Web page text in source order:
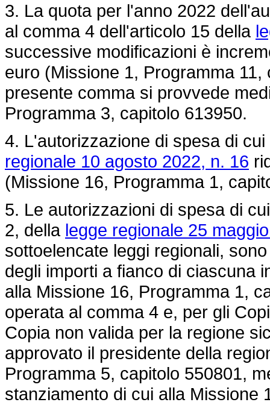
3. La quota per l'anno 2022
al comma 4 dell'articolo 15 della
successive modificazioni è
euro (Missione 1, Programma
presente comma si provvede
Programma 3, capitolo 613950.
4. L'autorizzazione di spesa di
regionale 10 agosto 2022, n. 16
(Missione 16, Programma 1,
5. Le autorizzazioni di spesa di
2, della legge regionale 25
sottoelencate leggi regionali,
degli importi a fianco di ciascuna
alla Missione 16, Programma 1,
operata al comma 4 e, per gli
Copia non valida per la regione
approvato il presidente della
Programma 5, capitolo 550801,
stanziamento di cui alla Missione